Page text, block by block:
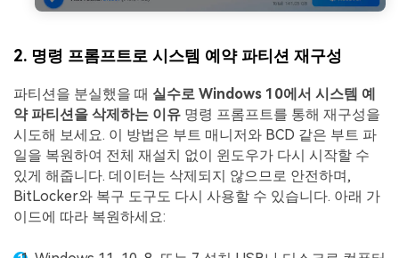
2. 명령 프롬프트로 시스템 예약 파티션 재구성
파티션을 분실했을 때 실수로 Windows 10에서 시스템 예
약 파티션을 삭제하는 이유 명령 프롬프트를 통해 재구성을
시도해 보세요. 이 방법은 부트 매니저와 BCD 같은 부트 파
일을 복원하여 전체 재설치 없이 윈도우가 다시 시작할 수
있게 해줍니다. 데이터는 삭제되지 않으므로 안전하며,
BitLocker와 복구 도구도 다시 사용할 수 있습니다. 아래 가
이드에 따라 복원하세요: